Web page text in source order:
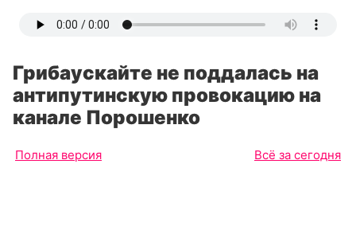
Грибаускайте не поддалась на
антипутинскую провокацию на
канале Порошенко
Полная версия Всё за сегодня